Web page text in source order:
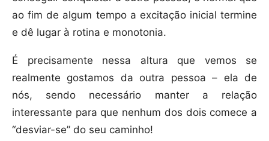
ao fim de algum tempo a excitação inicial termine
e dê lugar à rotina e monotonia.
É precisamente nessa altura que vemos se
realmente gostamos da outra pessoa – ela de
nós, sendo necessário manter a relação
interessante para que nenhum dos dois comece a
“desviar-se” do seu caminho!